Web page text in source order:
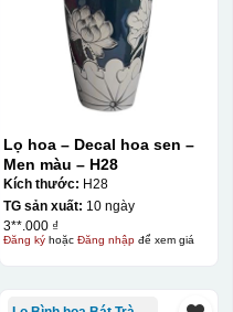
Lọ hoa – Decal hoa sen –
Men màu – H28
Kích thước: H28
TG sản xuất: 10 ngày
3**.000 ₫
Đăng kýhoặc Đăng nhậpđể xem giá